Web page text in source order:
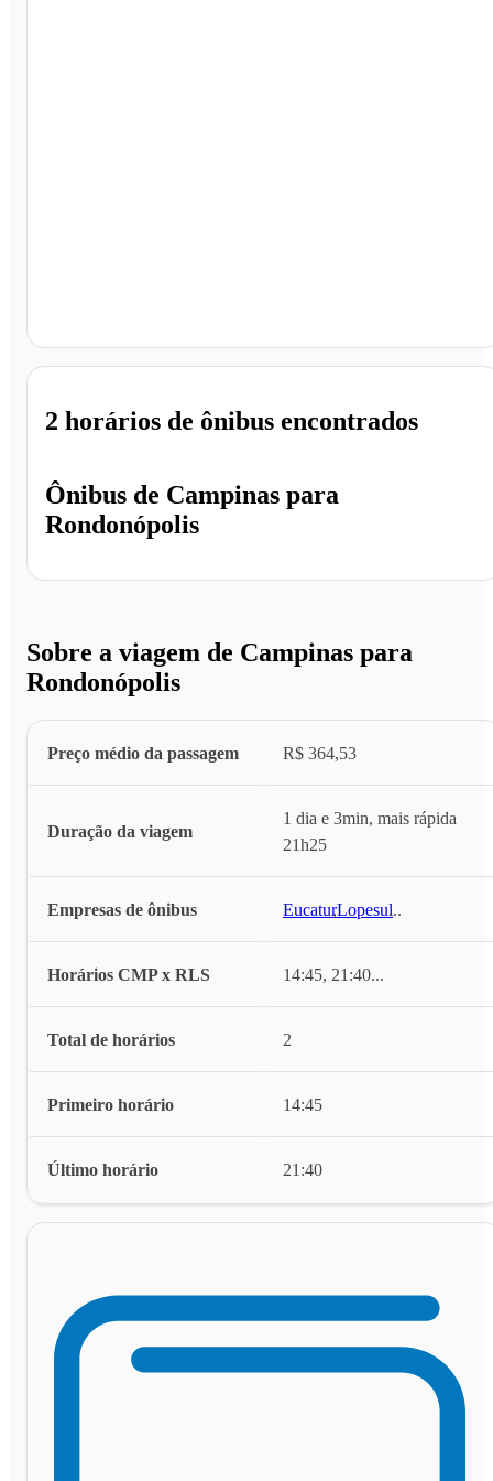
Ônibus de Campinas para
Rondonópolis
2 horários de ônibus encontrados
Sobre a viagem de Campinas para
Rondonópolis
Preço médio da passagem R$ 364,53
Duração da viagem
1 dia e 3min, mais rápida
21h25
Empresas de ônibus Eucatur,Lopesul...
Horários CMP x RLS 14:45, 21:40...
Total de horários 2
Primeiro horário 14:45
Último horário 21:40